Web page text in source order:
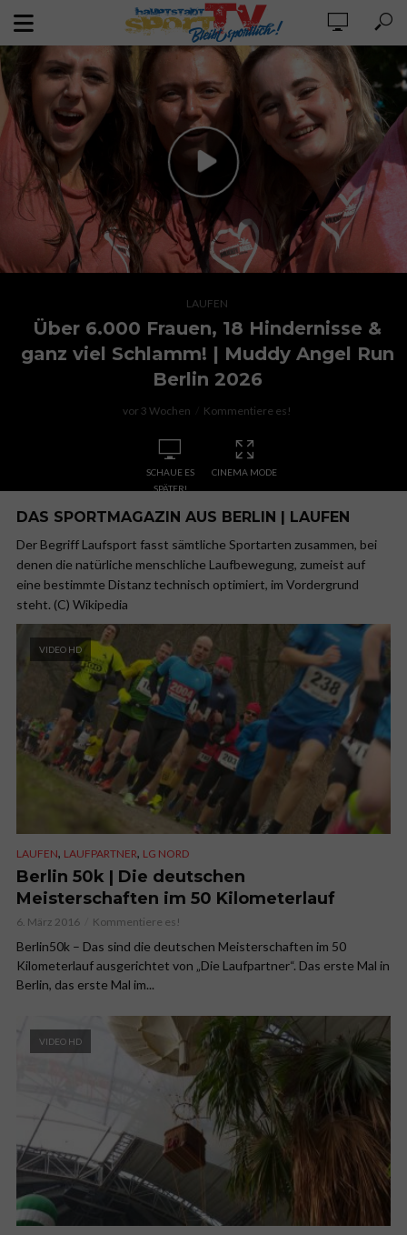
LAUFEN
Über 6.000 Frauen, 18 Hindernisse &
ganz viel Schlamm! | Muddy Angel Run
Berlin 2026
vor 3 Wochen Kommentiere es!
SCHAUE ES
SPÄTER!
CINEMA MODE
DAS SPORTMAGAZIN AUS BERLIN | LAUFEN
Der Begriff Laufsport fasst sämtliche Sportarten zusammen, bei
denen die natürliche menschliche Laufbewegung, zumeist auf
eine bestimmte Distanz technisch optimiert, im Vordergrund
steht. (C) Wikipedia
VIDEO HD
LAUFEN, LAUFPARTNER, LG NORD
Berlin 50k | Die deutschen
Meisterschaften im 50 Kilometerlauf
6. März 2016 Kommentiere es!
Berlin50k – Das sind die deutschen Meisterschaften im 50
Kilometerlauf ausgerichtet von „Die Laufpartner“. Das erste Mal in
Berlin, das erste Mal im...
VIDEO HD